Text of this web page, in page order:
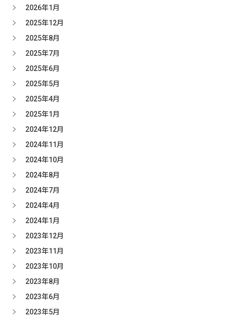
2026年1月
2025年12月
2025年8月
2025年7月
2025年6月
2025年5月
2025年4月
2025年1月
2024年12月
2024年11月
2024年10月
2024年8月
2024年7月
2024年4月
2024年1月
2023年12月
2023年11月
2023年10月
2023年8月
2023年6月
2023年5月